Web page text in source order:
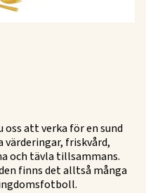
oss att verka för en sund
friskvård,
och tävla tillsammans.
finns det alltså många